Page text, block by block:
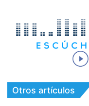
Otros artículos